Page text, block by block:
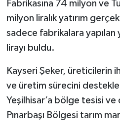
Fabrikasına 74 milyon ve
milyon liralık yatırım
sadece fabrikalara yapılan
lirayı buldu.
Kayseri Şeker, üreticilerin
ve üretim sürecini
Yeşilhisar’a bölge tesisi ve
Pınarbaşı Bölgesi tarım